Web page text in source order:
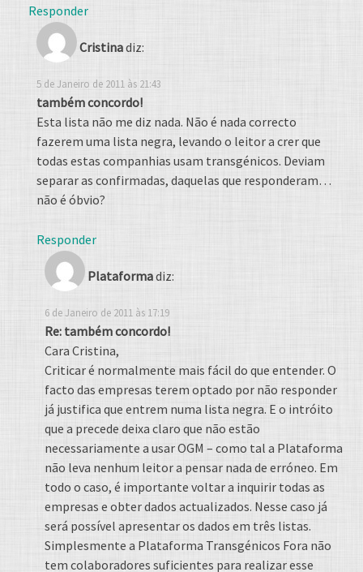
Responder
Cristinadiz:
5 de Janeiro de 2011 às 21:43
também concordo!
Esta lista não me diz nada. Não é nada correcto
fazerem uma lista negra, levando o leitor a crer que
todas estas companhias usam transgénicos. Deviam
separar as confirmadas, daquelas que responderam…
não é óbvio?
Responder
Plataformadiz:
6 de Janeiro de 2011 às 17:19
Re: também concordo!
Cara Cristina,
Criticar é normalmente mais fácil do que entender. O
facto das empresas terem optado por não responder
já justifica que entrem numa lista negra. E o intróito
que a precede deixa claro que não estão
necessariamente a usar OGM – como tal a Plataforma
não leva nenhum leitor a pensar nada de erróneo. Em
todo o caso, é importante voltar a inquirir todas as
empresas e obter dados actualizados. Nesse caso já
será possível apresentar os dados em três listas.
Simplesmente a Plataforma Transgénicos Fora não
tem colaboradores suficientes para realizar esse